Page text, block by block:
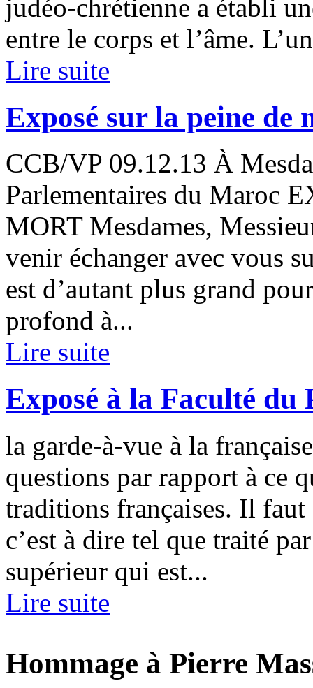
judéo-chrétienne a établi
entre le corps et l’âme.
Lire suite
Exposé sur la peine de
CCB/VP 09.12.13 À
Parlementaires du Maroc
MORT Mesdames,
venir échanger avec vous
est d’autant plus grand
profond à...
Lire suite
Exposé à la Faculté du
la garde-à-vue à la
questions par rapport à ce
traditions françaises. Il
c’est à dire tel que traité
supérieur qui est...
Lire suite
Hommage à Pierre